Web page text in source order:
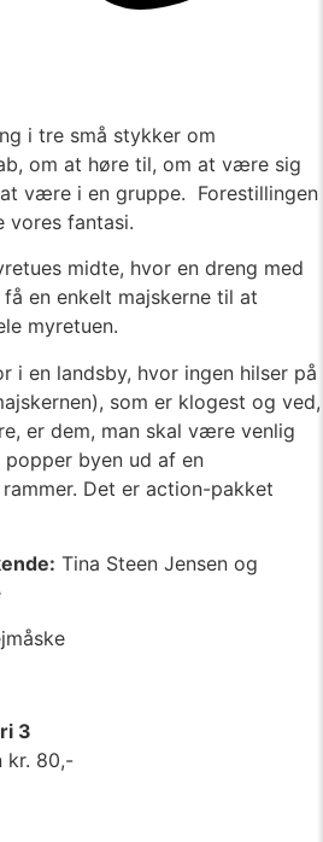
i tre små stykker om
om at høre til, om at være sig
være i en gruppe. Forestillingen
vores fantasi.
midte, hvor en dreng med
en enkelt majskerne til at
myretuen.
i en landsby, hvor ingen hilser på
som er klogest og ved,
er dem, man skal være venlig
byen ud af en
Det er action-pakket
Tina Steen Jensen og
3
kr. 80,-